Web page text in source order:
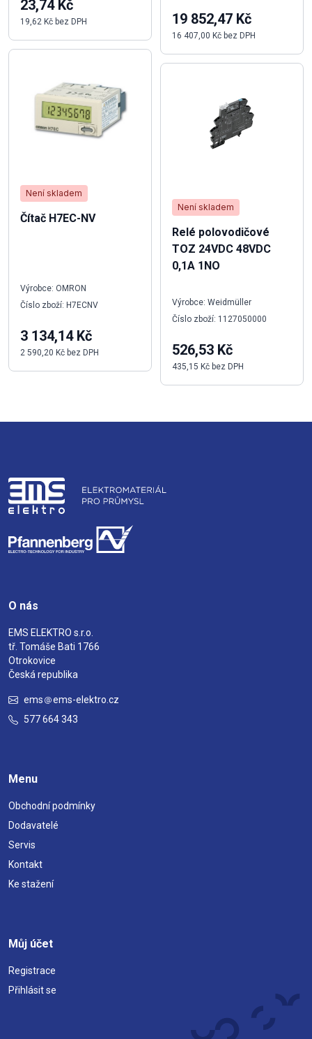
23,74 Kč
19,62 Kč bez DPH
Není skladem
Čítač H7EC-NV
Výrobce: OMRON
Číslo zboží: H7ECNV
3 134,14 Kč
2 590,20 Kč bez DPH
19 852,47 Kč
16 407,00 Kč bez DPH
Není skladem
Relé polovodičové
TOZ 24VDC 48VDC
0,1A 1NO
Výrobce: Weidmüller
Číslo zboží: 1127050000
526,53 Kč
435,15 Kč bez DPH
O nás
EMS ELEKTRO s.r.o.
tř. Tomáše Bati 1766
Otrokovice
Česká republika
ems
ems-elektro.cz
577 664 343
Menu
Obchodní podmínky
Dodavatelé
Servis
Kontakt
Ke stažení
Můj účet
Registrace
Přihlásit se